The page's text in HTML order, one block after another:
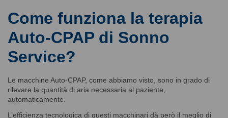
Come funziona la terapia
Auto-CPAP di Sonno
Service?
Le macchine Auto-CPAP, come abbiamo visto, sono in grado di
rilevare la quantità di aria necessaria al paziente,
automaticamente.
L’efficienza tecnologica di questi macchinari dà però il meglio di